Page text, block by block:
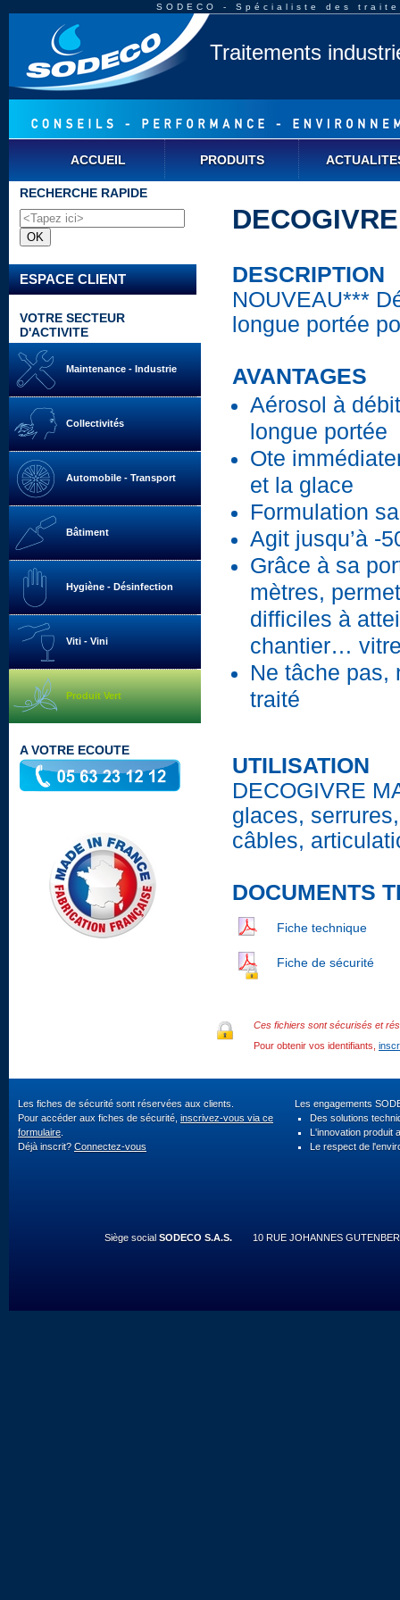
SODECO - Spécialiste des
Traitements
ACCUEIL PRODUITS
RECHERCHE RAPIDE
ESPACE CLIENT
VOTRE SECTEUR
D'ACTIVITE
Maintenance - Industrie
Collectivités
Automobile - Transport
Bâtiment
Hygiène - Désinfection
Viti - Vini
Produit Vert
A VOTRE ECOUTE
DESCRIPTION
NOUVEAU***
longue portée
AVANTAGES
Aérosol à
longue portée
Ote
et la glace
Formulation
Agit jusqu’à -
Grâce à sa
mètres,
difficiles à
chantier…
Ne tâche pas,
traité
UTILISATION
DECOGIVRE
glaces,
câbles,
DOCUMENTS
Fiche technique
Fiche de sécurité
Ces fichiers sont sécurisés et
Pour obtenir vos identifiants,
Les fiches de sécurité sont réservées aux clients.
Pour accéder aux fiches de sécurité, inscrivez-vous via ce
formulaire
Déjà inscrit? Connectez-vous
Les engagements
Des solutions
L'innovation produit
Le respect de
Siège social SODECO S.A.S. 10 RUE JOHANNES